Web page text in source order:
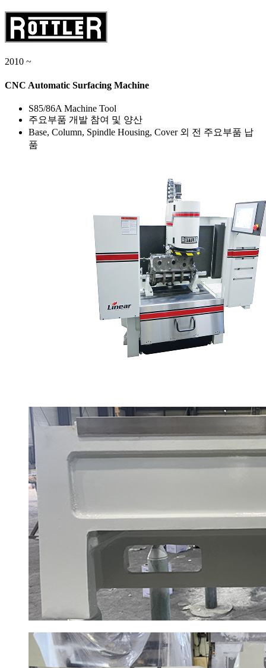
2010 ~
CNC Automatic Surfacing Machine
S85/86A Machine Tool
주요부품 개발 참여 및 양산
Base, Column, Spindle Housing, Cover 외 전 주요부품 납
품